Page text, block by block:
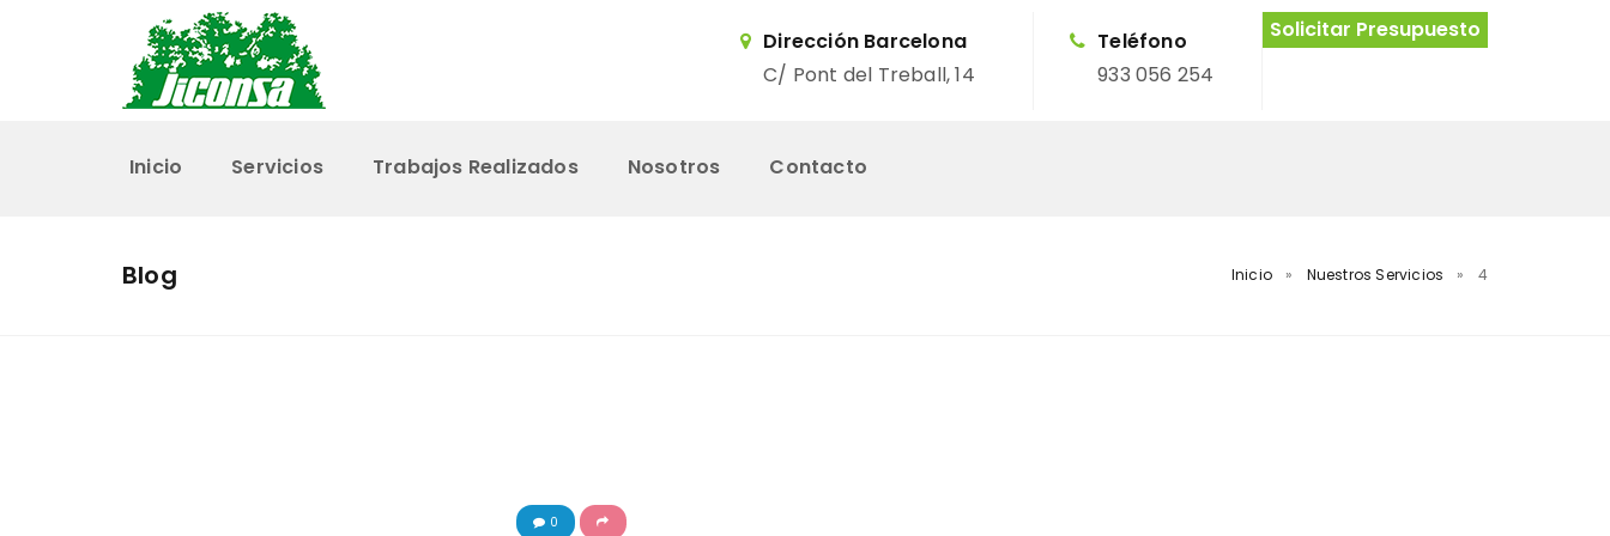
Dirección Barcelona
C/ Pont del Treball, 14
Teléfono
933 056 254
Solicitar Presupuesto
Inicio Servicios Trabajos Realizados Nosotros Contacto
Blog Inicio » Nuestros Servicios » 4
0